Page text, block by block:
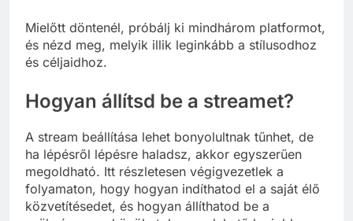
Mielőtt döntenél, próbálj ki mindhárom platformot,
és nézd meg, melyik illik leginkább a stílusodhoz
és céljaidhoz.
Hogyan állítsd be a streamet?
A stream beállítása lehet bonyolultnak tűnhet, de
ha lépésről lépésre haladsz, akkor egyszerűen
megoldható. Itt részletesen végigvezetlek a
folyamaton, hogy hogyan indíthatod el a saját élő
közvetítésedet, és hogyan állíthatod be a